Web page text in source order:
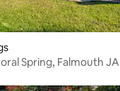
Spring, Falmouth